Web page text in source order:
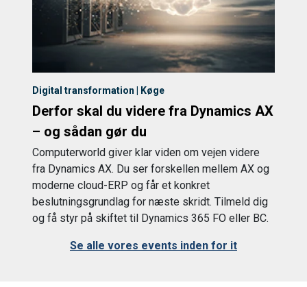
Digital transformation | Køge
Derfor skal du videre fra Dynamics AX
– og sådan gør du
Computerworld giver klar viden om vejen videre
fra Dynamics AX. Du ser forskellen mellem AX og
moderne cloud-ERP og får et konkret
beslutningsgrundlag for næste skridt. Tilmeld dig
og få styr på skiftet til Dynamics 365 FO eller BC.
Se alle vores events inden for it